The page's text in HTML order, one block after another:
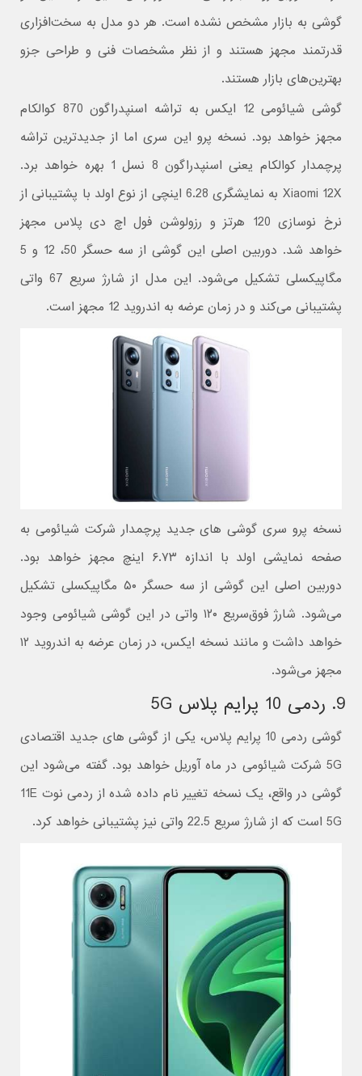
گوشی به بازار مشخص نشده است. هر دو مدل به سخت‌افزاری
قدرتمند مجهز هستند و از نظر مشخصات فنی و طراحی جزو
بهترین‌های بازار هستند.
گوشی شیائومی 12 ایکس به تراشه اسنپدراگون 870 کوالکام
مجهز خواهد بود. نسخه پرو این سری اما از جدیدترین تراشه
پرچمدار کوالکام یعنی اسنپدراگون 8 نسل 1 بهره خواهد برد.
Xiaomi 12X به نمایشگری 6.28 اینچی از نوع اولد با پشتیبانی از
نرخ نوسازی 120 هرتز و رزولوشن فول اچ دی پلاس مجهز
خواهد شد. دوربین اصلی این گوشی از سه حسگر 50، 12 و 5
مگاپیکسلی تشکیل می‌شود. این مدل از شارژ سریع 67 واتی
پشتیبانی می‌کند و در زمان عرضه به اندروید 12 مجهز است.
نسخه پرو سری گوشی های جدید پرچمدار شرکت شیائومی به
صفحه نمایشی اولد با اندازه ۶.۷۳ اینچ مجهز خواهد بود.
دوربین اصلی این گوشی از سه حسگر ۵۰ مگاپیکسلی تشکیل
می‌شود. شارژ فوق‌سریع ۱۲۰ واتی در این گوشی شیائومی وجود
خواهد داشت و مانند نسخه ایکس، در زمان عرضه به اندروید ۱۲
مجهز می‌شود.
9. ردمی 10 پرایم پلاس 5G
گوشی ردمی 10 پرایم پلاس، یکی از گوشی های جدید اقتصادی
5G شرکت شیائومی در ماه آوریل خواهد بود. گفته می‌شود این
گوشی در واقع، یک نسخه تغییر نام داده شده از ردمی نوت 11E
5G است که از شارژ سریع 22.5 واتی نیز پشتیبانی خواهد کرد.